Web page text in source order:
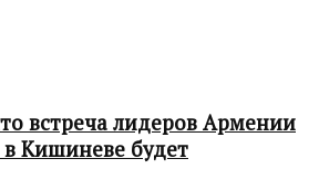
встреча лидеров Армении
Кишиневе будет